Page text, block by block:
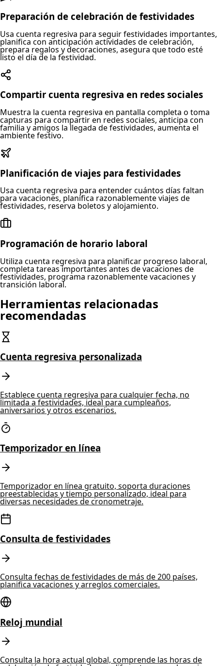
Preparación de celebración de festividades
Usa cuenta regresiva para seguir festividades importantes,
planifica con anticipación actividades de celebración,
prepara regalos y decoraciones, asegura que todo esté
listo el día de la festividad.
Compartir cuenta regresiva en redes sociales
Muestra la cuenta regresiva en pantalla completa o toma
capturas para compartir en redes sociales, anticipa con
familia y amigos la llegada de festividades, aumenta el
ambiente festivo.
Planificación de viajes para festividades
Usa cuenta regresiva para entender cuántos días faltan
para vacaciones, planifica razonablemente viajes de
festividades, reserva boletos y alojamiento.
Programación de horario laboral
Utiliza cuenta regresiva para planificar progreso laboral,
completa tareas importantes antes de vacaciones de
festividades, programa razonablemente vacaciones y
transición laboral.
Herramientas relacionadas
recomendadas
Cuenta regresiva personalizada
Establece cuenta regresiva para cualquier fecha, no
limitada a festividades, ideal para cumpleaños,
aniversarios y otros escenarios.
Temporizador en línea
Temporizador en línea gratuito, soporta duraciones
preestablecidas y tiempo personalizado, ideal para
diversas necesidades de cronometraje.
Consulta de festividades
Consulta fechas de festividades de más de 200 países,
planifica vacaciones y arreglos comerciales.
Reloj mundial
Consulta la hora actual global, comprende las horas de